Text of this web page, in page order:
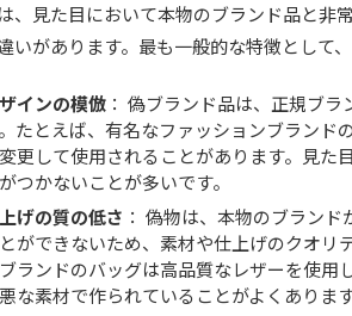
、見た目において本物のブランド品と非
いがあります。最も一般的な特徴として
インの模倣 ： 偽ブランド品は、正規ブ
たとえば、有名なファッションブランド
更して使用されることがあります。見た
つかないことが多いです。
げの質の低さ ： 偽物は、本物のブラン
ができないため、素材や仕上げのクオリ
ランドのバッグは高品質なレザーを使用
な素材で作られていることがよくあります